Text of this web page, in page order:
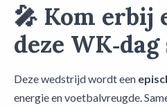
🎤 Kom erbij
deze
Deze wedstrijd wordt een
energie en voetbalvreugde.